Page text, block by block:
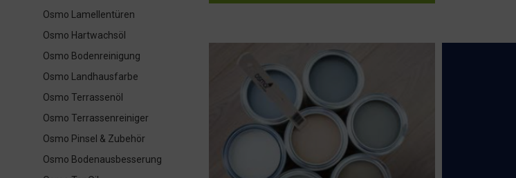
Osmo Lamellentüren
Osmo Hartwachsöl
Osmo Bodenreinigung
Osmo Landhausfarbe
Osmo Terrassenöl
Osmo Terrassenreiniger
Osmo Pinsel & Zubehör
Osmo Bodenausbesserung